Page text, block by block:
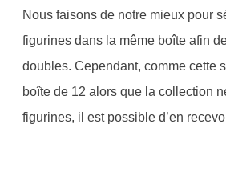
Nous faisons de notre mieux pour
figurines dans la même boîte afin
doubles. Cependant, comme cette
boîte de 12 alors que la collection
figurines, il est possible d’en